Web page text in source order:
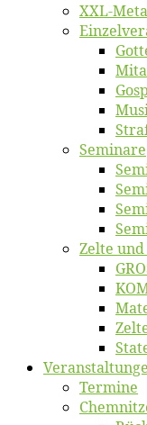
XXL-
Se­mi­na­re
Zel­te
Ter­mi­ne